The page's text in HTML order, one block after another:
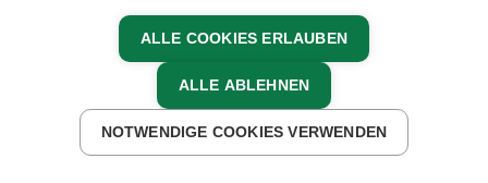
JETZT ANFRAGEN
ALLE COOKIES ERLAUBEN
ALLE ABLEHNEN
NOTWENDIGE COOKIES VERWENDEN